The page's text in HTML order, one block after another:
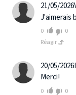
21/05/2026
J'aimerais
0
0
Réagir
20/05/2026
Merci!
0 0